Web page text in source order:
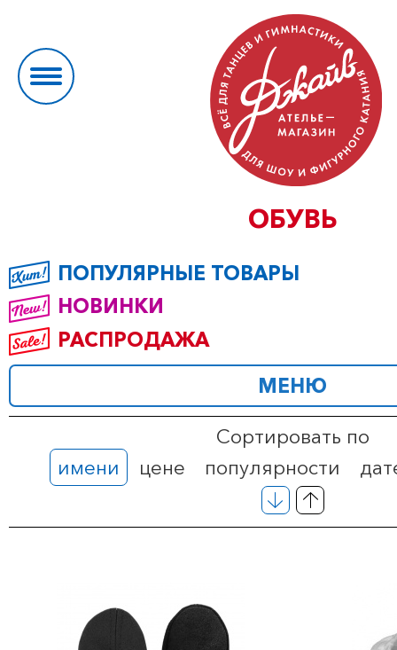
ОБУВЬ
ПОПУЛЯРНЫЕ ТОВАРЫ
НОВИНКИ
РАСПРОДАЖА
МЕНЮ
Сортировать по
имени
цене популярности